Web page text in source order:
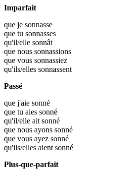
Imparfait
que je sonnasse
que tu sonnasses
qu'il/elle sonnât
que nous sonnassions
que vous sonnassiez
qu'ils/elles sonnassent
Passé
que j'aie sonné
que tu aies sonné
qu'il/elle ait sonné
que nous ayons sonné
que vous ayez sonné
qu'ils/elles aient sonné
Plus-que-parfait